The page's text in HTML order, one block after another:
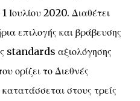
Ιουλίου 2020. Διαθέτει
επιλογής και βράβευσης
standards αξιολόγησης
ορίζει το Διεθνές
στους τρείς